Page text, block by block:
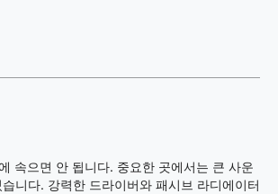
속으면 안 됩니다. 중요한 곳에서는 큰 사운
니다. 강력한 드라이버와 패시브 라디에이터